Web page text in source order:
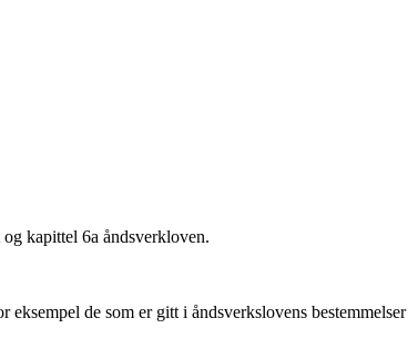
kapittel 6a åndsverkloven.
de som er gitt i åndsverkslovens bestemmelser